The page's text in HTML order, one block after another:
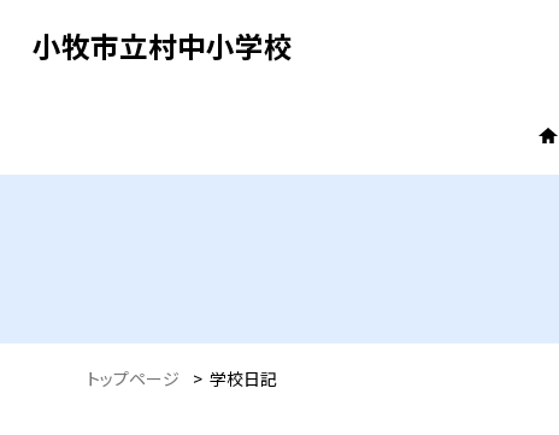
小牧市立村中小学校
トップページ > 学校日記